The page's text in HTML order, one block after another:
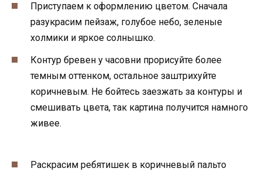
Приступаем к оформлению цветом. Сначала
разукрасим пейзаж, голубое небо, зеленые
холмики и яркое солнышко.
Контур бревен у часовни прорисуйте более
темным оттенком, остальное заштрихуйте
коричневым. Не бойтесь заезжать за контуры и
смешивать цвета, так картина получится намного
живее.
Раскрасим ребятишек в коричневый пальто